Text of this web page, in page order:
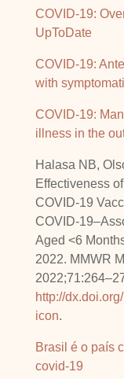
COVID-19:
UpToDate
COVID-19:
with
COVID-19:
illness in the
Halasa NB,
Effectiveness
COVID-19
COVID-
Aged <6
2022. MMWR
http://
icon.
Brasil é o país
covid-19